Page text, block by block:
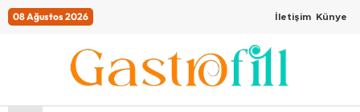
08 Ağustos 2026 İletişim Künye